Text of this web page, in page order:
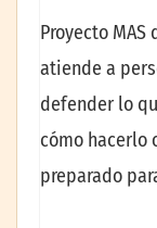
Proyecto
atiende a
defender lo
cómo hacerlo
preparado